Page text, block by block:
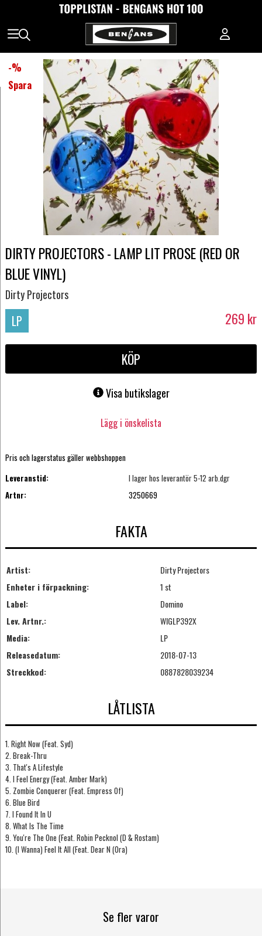
-%
Spara
DIRTY PROJECTORS - LAMP LIT PROSE (RED OR
BLUE VINYL)
Dirty Projectors
LP 269 kr
KÖP
Visa butikslager
Lägg i önskelista
Pris och lagerstatus gäller webbshoppen
Leveranstid:
I lager hos leverantör 5-12 arb.dgr
Artnr:
3250669
FAKTA
Artist:
Dirty Projectors
Enheter i förpackning:
1 st
Label:
Domino
Lev. Artnr.:
WIGLP392X
Media:
LP
Releasedatum:
2018-07-13
Streckkod:
0887828039234
LÅTLISTA
1. Right Now (Feat. Syd)
2. Break-Thru
3. That's A Lifestyle
4. I Feel Energy (Feat. Amber Mark)
5. Zombie Conquerer (Feat. Empress Of)
6. Blue Bird
7. I Found It In U
8. What Is The Time
9. You're The One (Feat. Robin Pecknol (D & Rostam)
10. (I Wanna) Feel It All (Feat. Dear N (Ora)
Se fler varor